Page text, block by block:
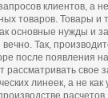
клиентов, а
товаров. Товары и
основные нужды и
Так,
после появления
рассматривать свое
линеек, а не как